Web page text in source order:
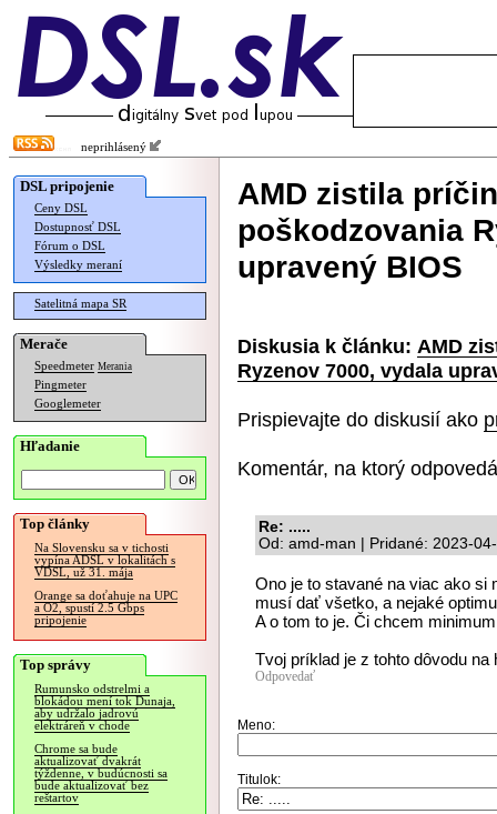
neprihlásený
DSL pripojenie
Ceny DSL
Dostupnosť DSL
Fórum o DSL
Výsledky meraní
Satelitná mapa SR
Merače
Speedmeter Merania
Pingmeter
Googlemeter
Hľadanie
Top články
Na Slovensku sa v tichosti
vypína ADSL v lokalitách s
VDSL, už 31. mája
Orange sa doťahuje na UPC
a O2, spustí 2.5 Gbps
pripojenie
Top správy
Rumunsko odstrelmi a
blokádou mení tok Dunaja,
aby udržalo jadrovú
elektráreň v chode
Chrome sa bude
aktualizovať dvakrát
týždenne, v budúcnosti sa
bude aktualizovať bez
reštartov
AMD zistila
poškodzovania
upravený BIOS
Diskusia k článku: AMD
Ryzenov 7000, vydala
Prispievajte do diskusií ako
Komentár, na ktorý
Re: .....
Od: amd-man | Pridané: 2023-
Ono je to stavané na viac ako
musí dať všetko, a nejaké
A o tom to je. Či chcem
Tvoj príklad je z tohto dôvodu na
Odpovedať
Meno:
Titulok: